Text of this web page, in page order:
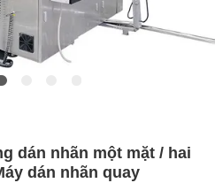
dán nhãn một mặt / hai
dán nhãn quay